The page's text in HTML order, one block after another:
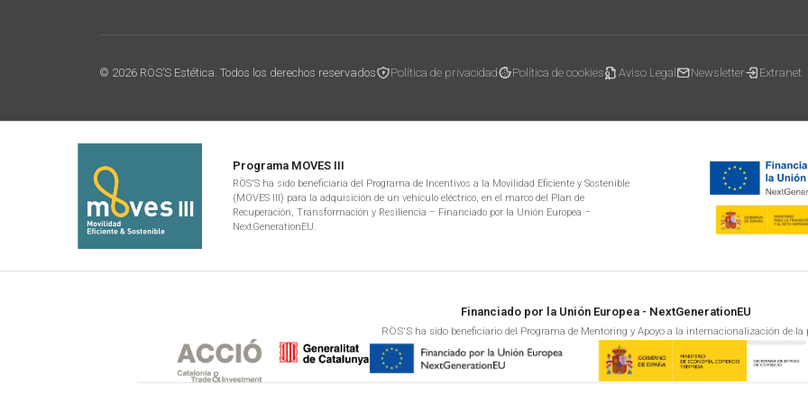
© 2026 RÖS’S Estética. Todos los derechos reservados Política de privacidad Política de cookies Aviso Legal Newsletter Extranet
Programa MOVES III
RÖS'S ha sido beneficiaria del Programa de Incentivos a la Movilidad Eficiente y Sostenible
(MOVES III) para la adquisición de un vehículo eléctrico, en el marco del Plan de
Recuperación, Transformación y Resiliencia – Financiado por la Unión Europea –
NextGenerationEU.
Financiado por la Unión Europea - NextGenerationEU
RÖS'S ha sido beneficiario del Programa de Mentoring y Apoyo a la internacionalización de la